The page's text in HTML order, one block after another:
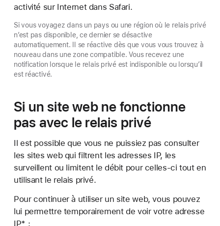
activité sur Internet dans Safari.
Si vous voyagez dans un pays ou une région où le relais privé
n’est pas disponible, ce dernier se désactive
automatiquement. Il se réactive dès que vous vous trouvez à
nouveau dans une zone compatible. Vous recevez une
notification lorsque le relais privé est indisponible ou lorsqu’il
est réactivé.
Si un site web ne fonctionne
pas avec le relais privé
Il est possible que vous ne puissiez pas consulter
les sites web qui filtrent les adresses IP, les
surveillent ou limitent le débit pour celles-ci tout en
utilisant le relais privé.
Pour continuer à utiliser un site web, vous pouvez
lui permettre temporairement de voir votre adresse
IP* :